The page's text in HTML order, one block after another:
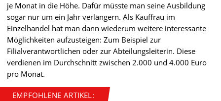
je Monat in die Höhe. Dafür müsste man seine Ausbildung
sogar nur um ein Jahr verlängern. Als Kauffrau im
Einzelhandel hat man dann wiederum weitere interessante
Möglichkeiten aufzusteigen: Zum Beispiel zur
Filialverantwortlichen oder zur Abteilungsleiterin. Diese
verdienen im Durchschnitt zwischen 2.000 und 4.000 Euro
pro Monat.
EMPFOHLENE ARTIKEL: